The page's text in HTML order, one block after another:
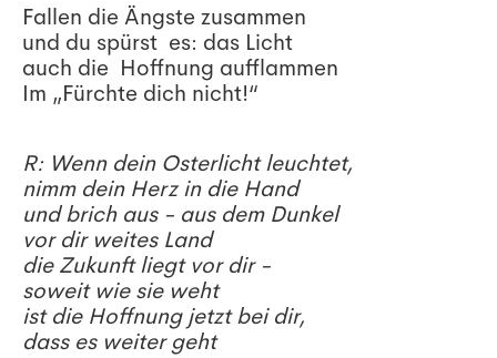
Fallen die Ängste zusammen
und du spürst es: das Licht
auch die Hoffnung aufflammen
Im „Fürchte dich nicht!“
R: Wenn dein Osterlicht leuchtet,
nimm dein Herz in die Hand
und brich aus - aus dem Dunkel
vor dir weites Land
die Zukunft liegt vor dir -
soweit wie sie weht
ist die Hoffnung jetzt bei dir,
dass es weiter geht